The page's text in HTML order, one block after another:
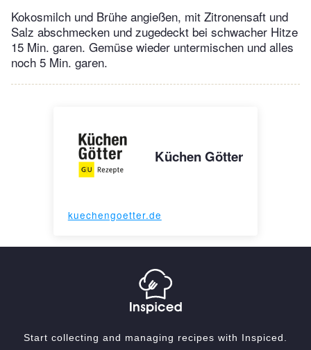
Kokosmilch und Brühe angießen, mit Zitronensaft und
Salz abschmecken und zugedeckt bei schwacher Hitze
15 Min. garen. Gemüse wieder untermischen und alles
noch 5 Min. garen.
Küchen Götter
kuechengoetter.de
Start collecting and managing recipes with Inspiced.